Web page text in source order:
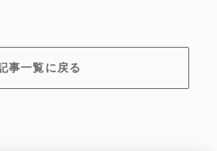
事一覧に戻る